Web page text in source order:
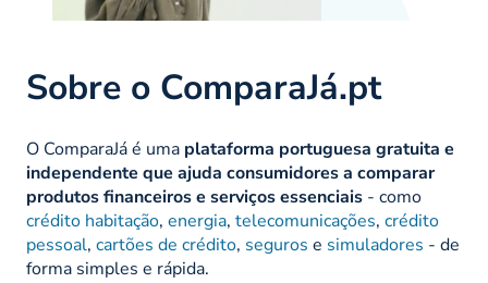
Sobre o ComparaJá.pt
O ComparaJá é uma plataforma portuguesa gratuita e
independente que ajuda consumidores a comparar
produtos financeiros e serviços essenciais - como
crédito habitação, energia, telecomunicações, crédito
pessoal, cartões de crédito, seguros e simuladores - de
forma simples e rápida.